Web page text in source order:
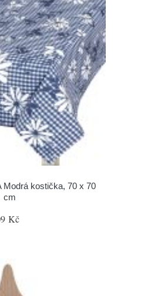
Modrá kostička, 70 x 70
cm
Kč